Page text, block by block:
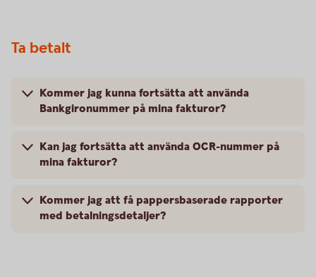
Ta betalt
Kommer jag kunna fortsätta att använda
Bankgironummer på mina fakturor?
Kan jag fortsätta att använda OCR-nummer på
mina fakturor?
Kommer jag att få pappersbaserade rapporter
med betalningsdetaljer?